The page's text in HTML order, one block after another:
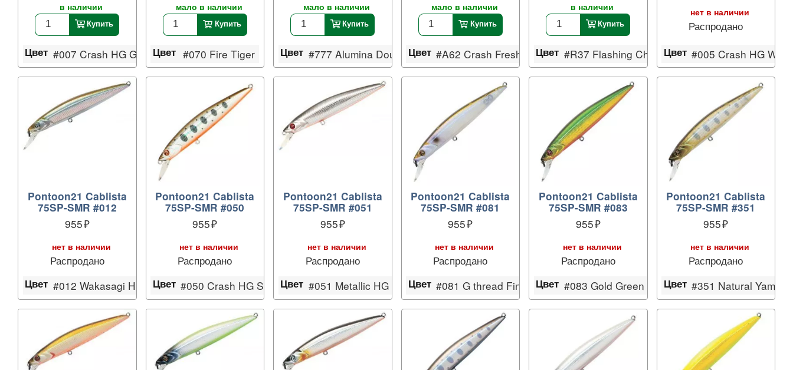
в наличии
Купить
Цвет #007 Crash HG Gill
мало в наличии
Купить
Цвет #070 Fire Tiger
мало в наличии
Купить
Цвет #777 Alumina Doublet-2
мало в наличии
Купить
Цвет #A62 Crash Fresh Chartreuse Silver
в наличии
Купить
Цвет #R37 Flashing Chartreuse
нет в наличии
Распродано
Цвет #005 Crash HG
Pontoon21 Cablista
75SP-SMR #012
955
нет в наличии
Распродано
Цвет #012 Wakasagi HM
Pontoon21 Cablista
75SP-SMR #050
955
нет в наличии
Распродано
Цвет #050 Crash HG Silver Amago
Pontoon21 Cablista
75SP-SMR #051
955
нет в наличии
Распродано
Цвет #051 Metallic HG Silver & Black OB RE
Pontoon21 Cablista
75SP-SMR #081
955
нет в наличии
Распродано
Цвет #081 G thread Fin Shad
Pontoon21 Cablista
75SP-SMR #083
955
нет в наличии
Распродано
Цвет #083 Gold Green
Pontoon21 Cablista
75SP-SMR #351
955
нет в наличии
Распродано
Цвет #351 Natural